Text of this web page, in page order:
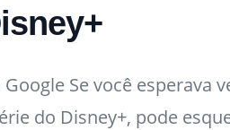
Se você esperava
do Disney+, pode